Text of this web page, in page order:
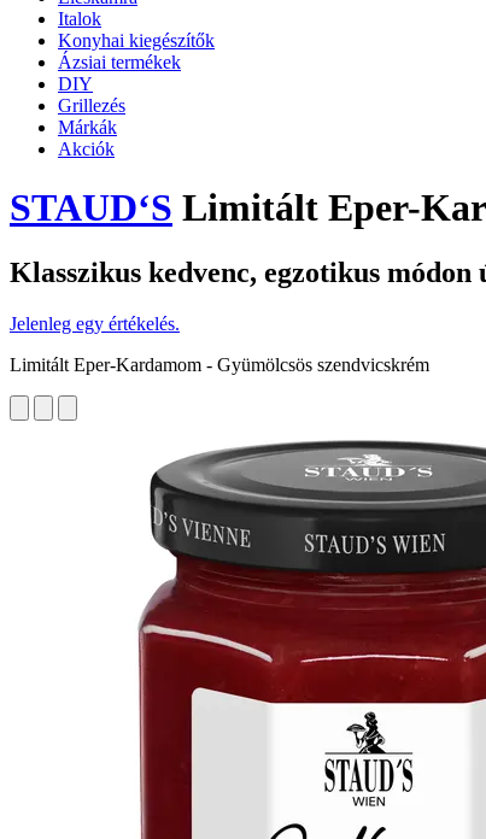
Italok
Konyhai kiegészítők
Ázsiai termékek
DIY
Grillezés
Márkák
Akciók
STAUD‘S Limitált Eper-
Klasszikus kedvenc, egzotikus módon
Jelenleg egy értékelés.
Limitált Eper-Kardamom - Gyümölcsös szendvicskrém